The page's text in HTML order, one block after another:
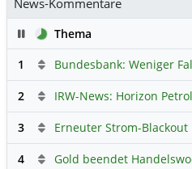
PauseThema
1
2
3
4